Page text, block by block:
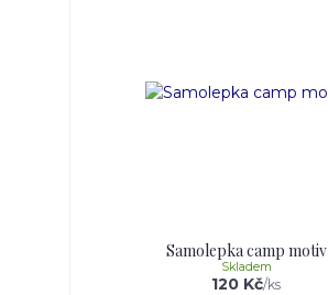
Samolepka camp motiv
120 Kč/ks
Skladem